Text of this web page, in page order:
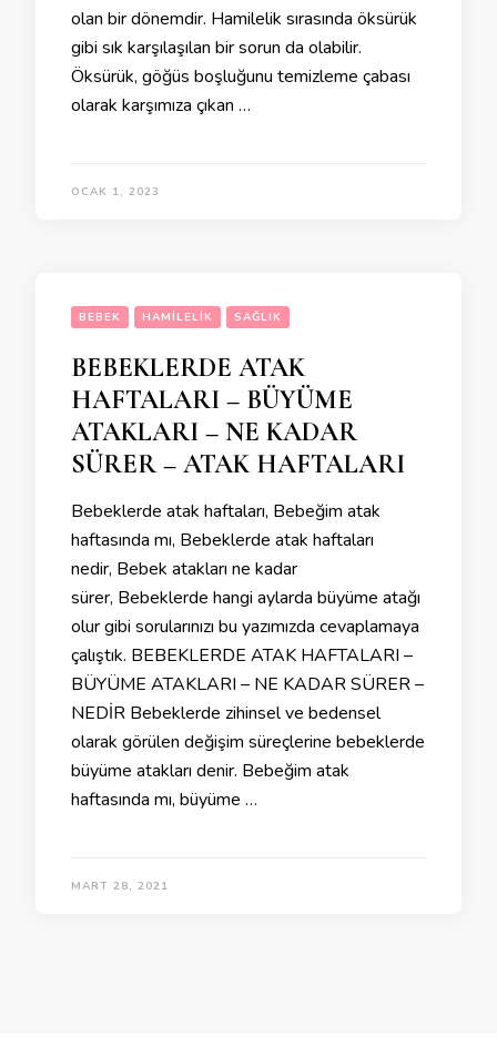
olan bir dönemdir. Hamilelik sırasında öksürük
gibi sık karşılaşılan bir sorun da olabilir.
Öksürük, göğüs boşluğunu temizleme çabası
olarak karşımıza çıkan …
OCAK 1, 2023
BEBEK HAMILELIK SAĞLIK
BEBEKLERDE ATAK
HAFTALARI – BÜYÜME
ATAKLARI – NE KADAR
SÜRER – ATAK HAFTALARI
Bebeklerde atak haftaları, Bebeğim atak
haftasında mı, Bebeklerde atak haftaları
nedir, Bebek atakları ne kadar
sürer, Bebeklerde hangi aylarda büyüme atağı
olur gibi sorularınızı bu yazımızda cevaplamaya
çalıştık. BEBEKLERDE ATAK HAFTALARI –
BÜYÜME ATAKLARI – NE KADAR SÜRER –
NEDİR Bebeklerde zihinsel ve bedensel
olarak görülen değişim süreçlerine bebeklerde
büyüme atakları denir. Bebeğim atak
haftasında mı, büyüme …
MART 28, 2021